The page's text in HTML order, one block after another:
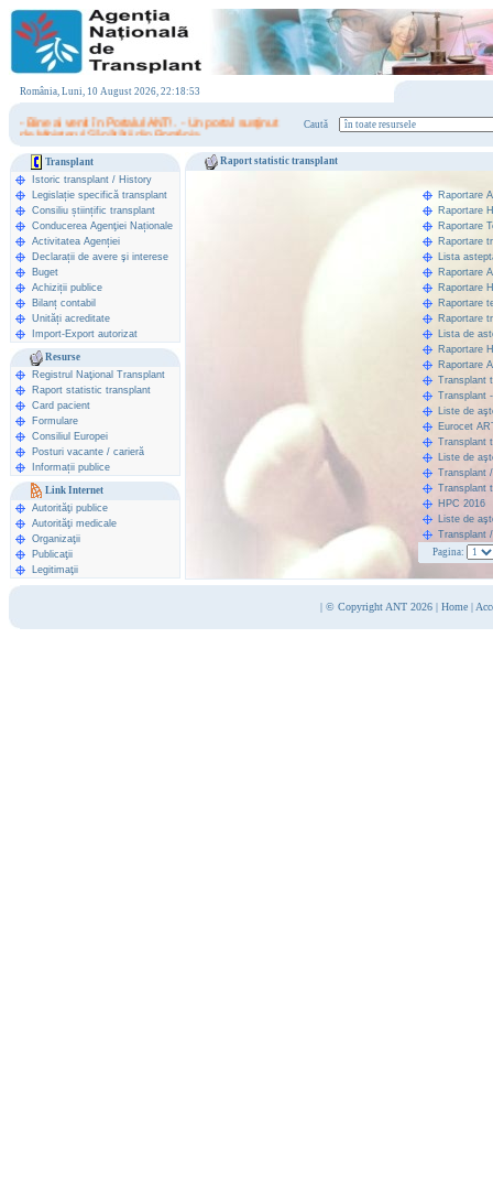
România, Luni, 10 August 2026, 22:18:53
- Bine ai venit în Portalul ANT! . - Un portal susţinut
de Ministerul Sănătăţii din România.
Caută
Transplant
Istoric transplant / History
Legislație specifică transplant
Consiliu științific transplant
Conducerea Agenţiei Naționale
Activitatea Agenției
Declarații de avere şi interese
Buget
Achiziții publice
Bilanț contabil
Unități acreditate
Import-Export autorizat
Resurse
Registrul Naţional Transplant
Raport statistic transplant
Card pacient
Formulare
Consiliul Europei
Posturi vacante / carieră
Informații publice
Link Internet
Autorităţi publice
Autorităţi medicale
Organizaţii
Publicaţii
Legitimaţii
Raport statistic transplant
Raportare
Raportare
Raportare
Raportare
Lista
Raportare
Raportare
Raportare
Raportare
Lista de
Raportare
Raportare
Transplant
Transplant
Liste de
Eurocet
Transplant
Liste de
Transplant
Transplant
HPC 2016
Liste de
Transplant
Pagina:
| © Copyright ANT 2026 | Home |